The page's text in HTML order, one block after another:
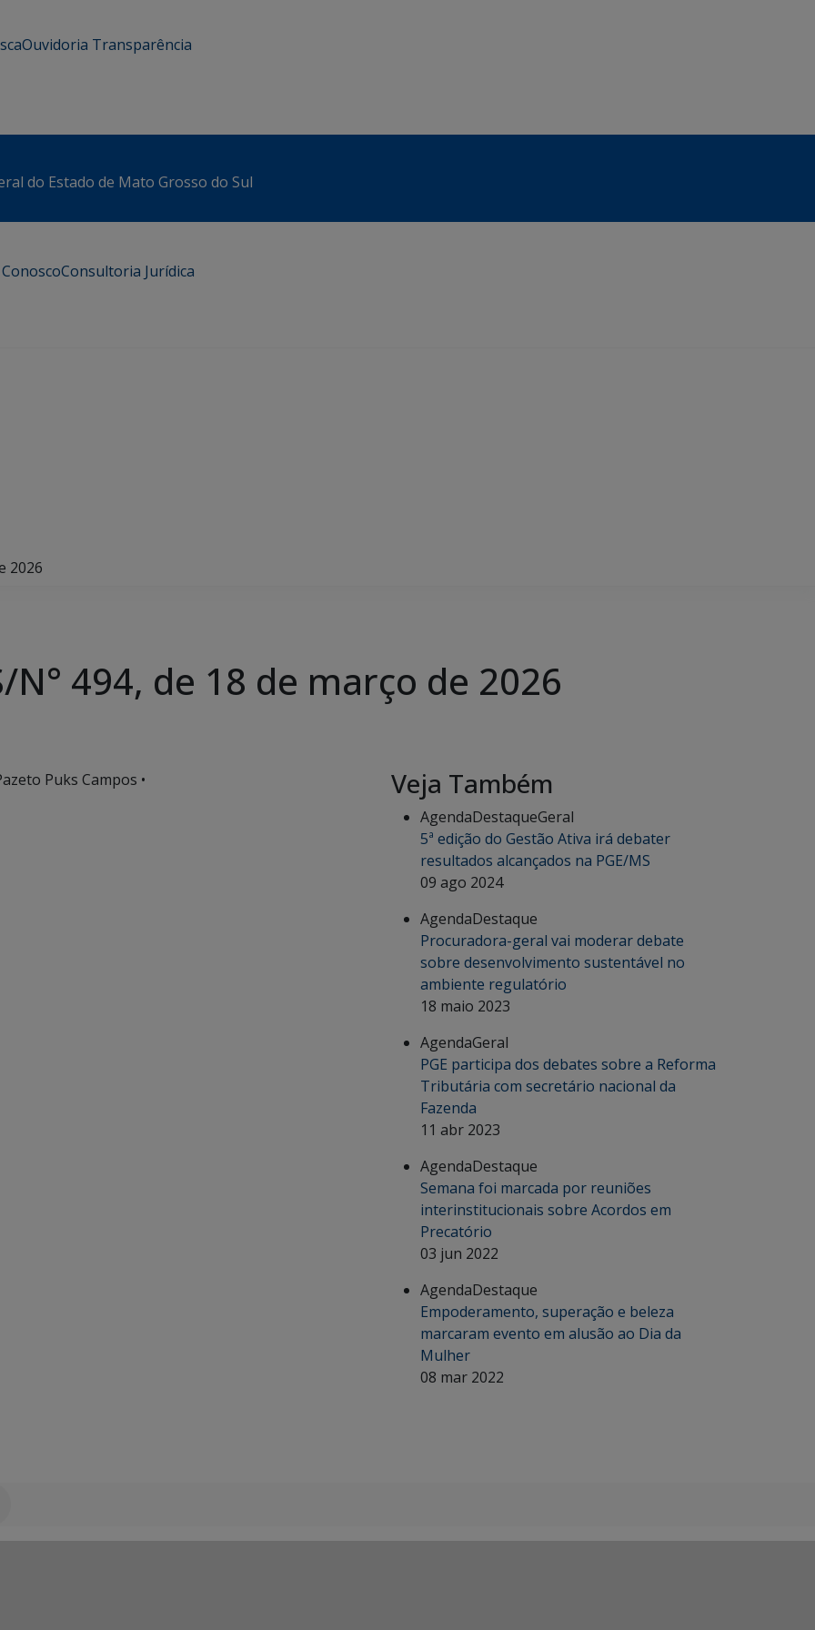
Ouvidoria Transparência
do Estado de Mato Grosso do Sul
Consultoria Jurídica
2026
N° 494, de 18 de março de 2026
Puks Campos •
Veja Também
AgendaDestaqueGeral
5ª edição do Gestão Ativa irá debater
resultados alcançados na PGE/MS
09 ago 2024
AgendaDestaque
Procuradora-geral vai moderar debate
sobre desenvolvimento sustentável no
ambiente regulatório
18 maio 2023
AgendaGeral
PGE participa dos debates sobre a Reforma
Tributária com secretário nacional da
Fazenda
11 abr 2023
AgendaDestaque
Semana foi marcada por reuniões
interinstitucionais sobre Acordos em
Precatório
03 jun 2022
AgendaDestaque
Empoderamento, superação e beleza
marcaram evento em alusão ao Dia da
Mulher
08 mar 2022